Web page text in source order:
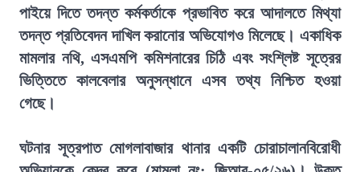
পাইয়ে দিতে তদন্ত কর্মকর্তাকে প্রভাবিত করে আদালতে মিথ্যা
তদন্ত প্রতিবেদন দাখিল করানোর অভিযোগও মিলেছে। একাধিক
মামলার নথি, এসএমপি কমিশনারের চিঠি এবং সংশ্লিষ্ট সূত্রের
ভিত্তিতে কালবেলার অনুসন্ধানে এসব তথ্য নিশ্চিত হওয়া
গেছে।
ঘটনার সূত্রপাত মোগলাবাজার থানার একটি চোরাচালানবিরোধী